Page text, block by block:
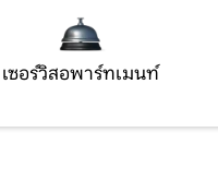
เซอร์วิสอพาร์ทเมนท์